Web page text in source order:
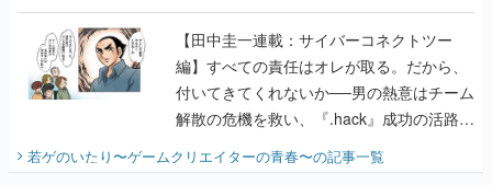
に行って、より理解を深めよう【PR】
【田中圭一連載：サイバーコネクトツー
編】すべての責任はオレが取る。だから、
付いてきてくれないか──男の熱意はチーム
解散の危機を救い、『.hack』成功の活路を
開く。業界の快男児・松山 洋に流れる血は
『少年ジャンプ』色だった【若ゲのいた
若ゲのいたり〜ゲームクリエイターの青春〜の記事一覧